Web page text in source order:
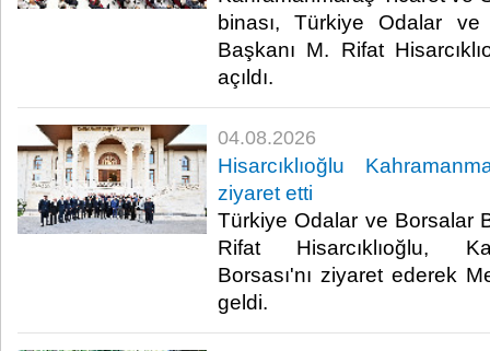
binası, Türkiye Odalar
Başkanı M. Rifat
açıldı.​
04.08.2026
Hisarcıklıoğlu
ziyaret etti
Türkiye Odalar ve Borsalar
Rifat Hisarcıklıoğlu,
Borsası'nı ziyaret ederek
geldi.​